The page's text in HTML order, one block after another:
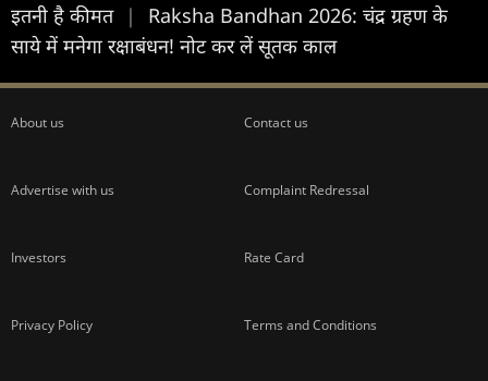
इतनी है कीमत |
Raksha Bandhan 2026: चंद्र ग्रहण के
साये में मनेगा रक्षाबंधन! नोट कर लें सूतक काल
About us Contact us
Advertise with us Complaint Redressal
Investors Rate Card
Privacy Policy Terms and Conditions